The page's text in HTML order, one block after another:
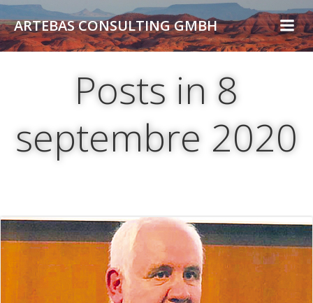
Aller
au
contenu
ARTEBAS CONSULTING GMBH
Posts in 8
septembre 2020